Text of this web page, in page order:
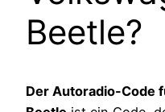
Beetle?
Der Autoradio-Code